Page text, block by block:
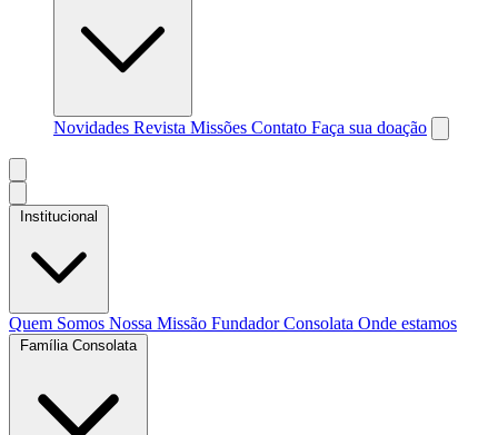
Novidades Revista Missões Contato Faça sua doação
Institucional
Quem Somos Nossa Missão FundadorConsolata Onde estamos
Família Consolata